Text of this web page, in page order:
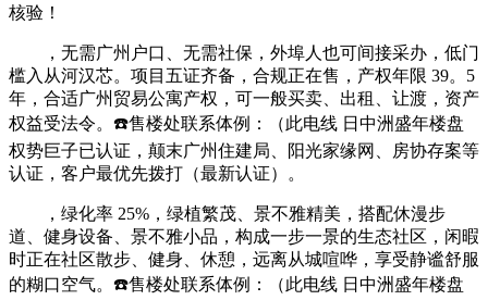
核验！
，无需广州户口、无需社保，外埠人也可间接采办，低门
槛入从河汉芯。项目五证齐备，合规正在售，产权年限 39。5
年，合适广州贸易公寓产权，可一般买卖、出租、让渡，资产
权益受法令。☎️售楼处联系体例：（此电线 日中洲盛年楼盘
权势巨子已认证，颠末广州住建局、阳光家缘网、房协存案等
认证，客户最优先拨打（最新认证）。
，绿化率 25%，绿植繁茂、景不雅精美，搭配休漫步
道、健身设备、景不雅小品，构成一步一景的生态社区，闲暇
时正在社区散步、健身、休憩，远离从城喧哗，享受静谧舒服
的糊口空气。☎️售楼处联系体例：（此电线 日中洲盛年楼盘